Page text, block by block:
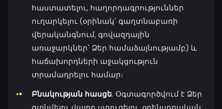
հաստատելու, հաղորդագրություններ
ուղարկելու (օրինակ՝ գաղտնաբառի
վերականգնում, գովազդային
առաջարկներ՝ Ձեր համաձայնությամբ) և
հաճախորդների աջակցություն
տրամադրելու համար։
Բնակության հասցե. Օգտագործվում է Ձեր